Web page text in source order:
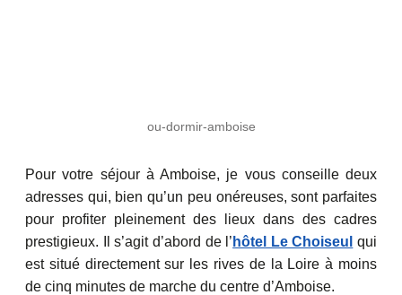
ou-dormir-amboise
Pour votre séjour à Amboise, je vous conseille deux
adresses qui, bien qu’un peu onéreuses, sont parfaites
pour profiter pleinement des lieux dans des cadres
prestigieux. Il s’agit d’abord de l’ hôtel Le Choiseul qui
est situé directement sur les rives de la Loire à moins
de cinq minutes de marche du centre d’Amboise.